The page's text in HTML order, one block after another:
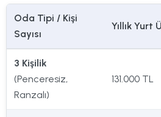
Oda Tipi / Kişi
Sayısı
Yıllık Yurt
3 Kişilik
(Penceresiz,
Ranzalı)
131.000 TL